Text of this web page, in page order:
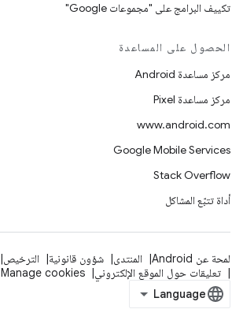
تكييف البرامج على "مجموعات Google"
الحصول على المساعدة
مركز مساعدة Android
مركز مساعدة Pixel
www.android.com
Google Mobile Services
Stack Overflow
أداة تتبّع المشاكل
لمحة عن Android المنتدى شؤون قانونية الترخيص
تعليقات حول الموقع الإلكتروني
Manage cookies